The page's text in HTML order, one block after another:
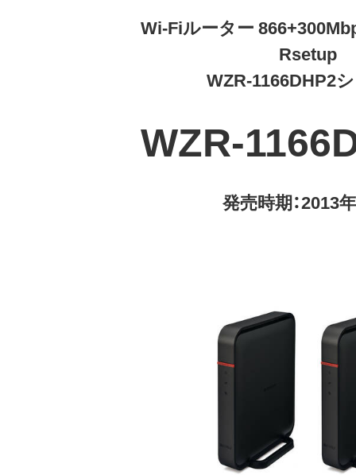
Wi-Fiルーター
Rsetup
WZR-1166DHP2
WZR-
発売時期：2013